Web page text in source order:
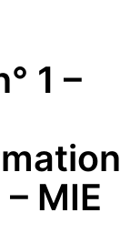
1 –
MIE